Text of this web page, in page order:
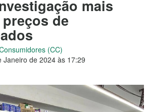
mais
de
(CC)
Janeiro de 2024 às 17:29